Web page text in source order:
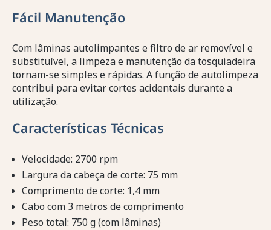
Fácil Manutenção
Com lâminas autolimpantes e filtro de ar removível e
substituível, a limpeza e manutenção da tosquiadeira
tornam-se simples e rápidas. A função de autolimpeza
contribui para evitar cortes acidentais durante a
utilização.
Características Técnicas
Velocidade: 2700 rpm
Largura da cabeça de corte: 75 mm
Comprimento de corte: 1,4 mm
Cabo com 3 metros de comprimento
Peso total: 750 g (com lâminas)